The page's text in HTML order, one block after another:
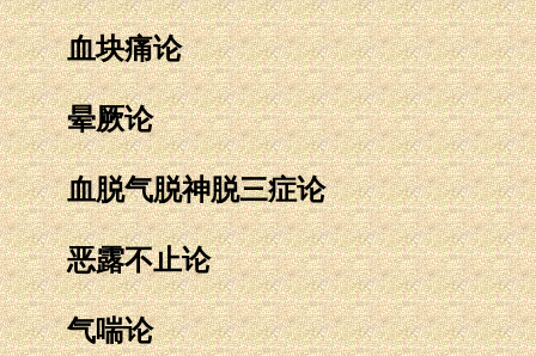
血块痛论
晕厥论
血脱气脱神脱三症论
恶露不止论
气喘论